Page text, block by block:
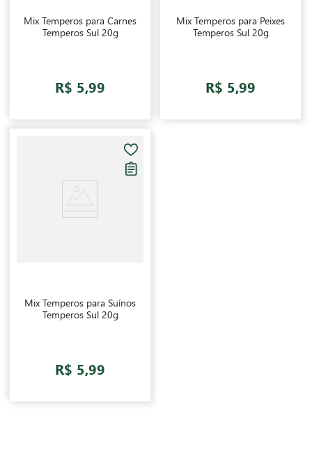
Mix Temperos para Carnes
Temperos Sul 20g
R$ 5,99
Mix Temperos para Peixes
Temperos Sul 20g
R$ 5,99
Mix Temperos para Suínos
Temperos Sul 20g
R$ 5,99